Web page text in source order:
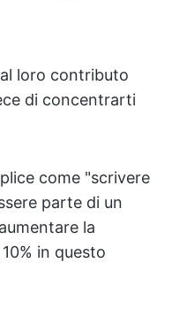
loro contributo
di concentrarti
come "scrivere
parte di un
la
in questo